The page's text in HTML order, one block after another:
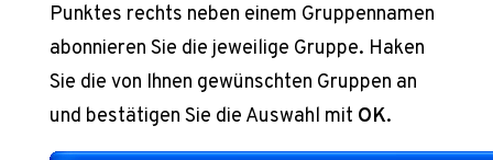
Punktes rechts neben einem Gruppennamen
abonnieren Sie die jeweilige Gruppe. Haken
Sie die von Ihnen gewünschten Gruppen an
und bestätigen Sie die Auswahl mit OK.